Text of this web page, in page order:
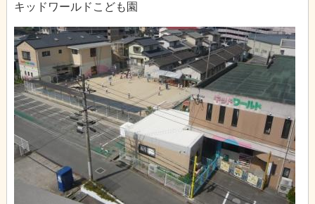
キッドワールドこども園